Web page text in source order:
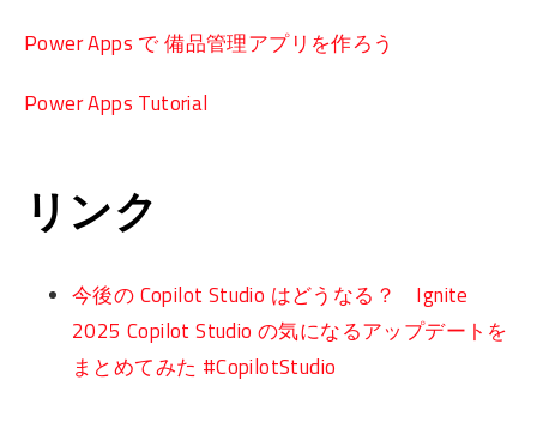
Power Apps で 備品管理アプリを作ろう
Power Apps Tutorial
リンク
今後の Copilot Studio はどうなる？ Ignite
2025 Copilot Studio の気になるアップデートを
まとめてみた #CopilotStudio